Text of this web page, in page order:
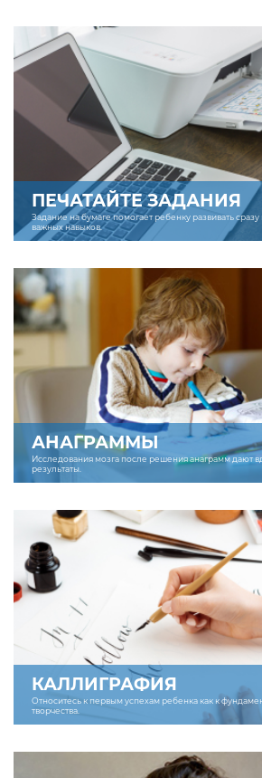
ПЕЧАТАЙТЕ ЗАДАНИЯ
Задание на бумаге помогает ребенку развивать
важных навыков.
АНАГРАММЫ
Исследования мозга после решения анаграмм дают
результаты.
КАЛЛИГРАФИЯ
Относитесь к первым успехам ребенка как к
творчества.